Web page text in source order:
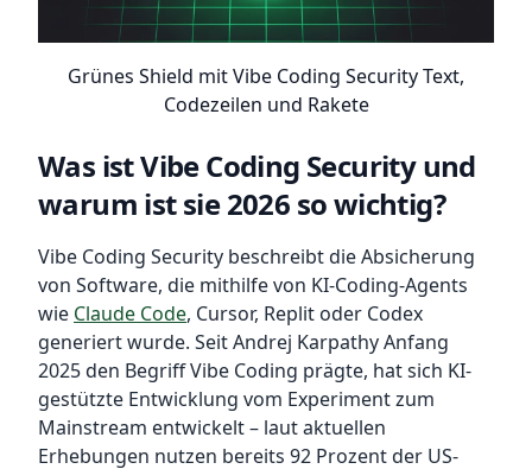
Grünes Shield mit Vibe Coding Security Text,
Codezeilen und Rakete
Was ist Vibe Coding Security und
warum ist sie 2026 so wichtig?
Vibe Coding Security beschreibt die Absicherung
von Software, die mithilfe von KI-Coding-Agents
wie Claude Code, Cursor, Replit oder Codex
generiert wurde. Seit Andrej Karpathy Anfang
2025 den Begriff Vibe Coding prägte, hat sich KI-
gestützte Entwicklung vom Experiment zum
Mainstream entwickelt – laut aktuellen
Erhebungen nutzen bereits 92 Prozent der US-